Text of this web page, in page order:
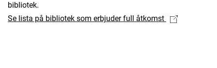
bibliotek.
Se lista på bibliotek som erbjuder full åtkomst